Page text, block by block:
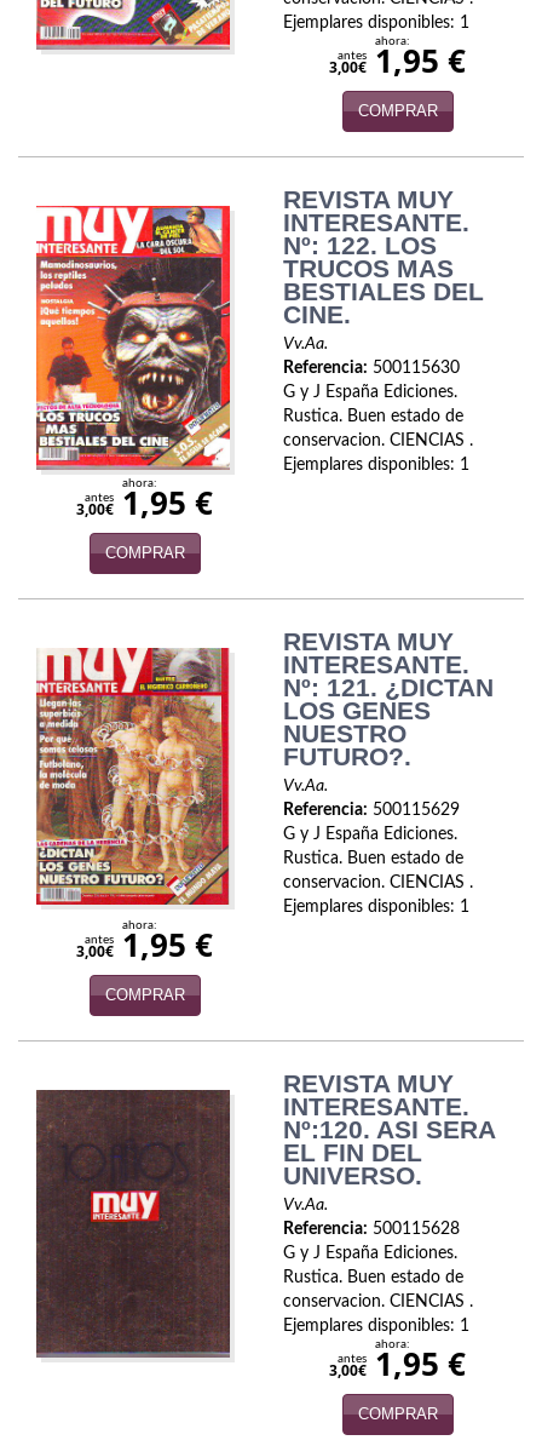
Cómic
Discos deVinilo. LP
Divulgación científica
DVD
Economía
Enciclopedias
Ensayo literario
Física y química
Guerra Civil Española
Historia
historia
Infantil y juvenil
Infantil y juvenil. Nuevo!!
Infantil y juvenil. Nuevo!!!
Informática
Literatura fantástica
Literatura hispanoamericana
Local
Mafia y espionaje
Matemáticas
Medicina
Ejemplares disponibles: 1
antes
3,00€
ahora:
1,95 €
COMPRAR
REVISTA MUY
INTERESANTE.
Nº: 122. LOS
TRUCOS MAS
BESTIALES DEL
CINE.
Vv.Aa.
Referencia: 500115630
G y J España Ediciones.
Rustica. Buen estado de
conservacion. CIENCIAS .
Ejemplares disponibles: 1
antes
3,00€
ahora:
1,95 €
COMPRAR
REVISTA MUY
INTERESANTE.
Nº: 121. ¿DICTAN
LOS GENES
NUESTRO
FUTURO?.
Vv.Aa.
Referencia: 500115629
G y J España Ediciones.
Rustica. Buen estado de
conservacion. CIENCIAS .
Ejemplares disponibles: 1
antes
3,00€
ahora:
1,95 €
COMPRAR
REVISTA MUY
INTERESANTE.
Nº:120. ASI SERA
EL FIN DEL
UNIVERSO.
Vv.Aa.
Referencia: 500115628
G y J España Ediciones.
Rustica. Buen estado de
conservacion. CIENCIAS .
Ejemplares disponibles: 1
antes
3,00€
ahora:
1,95 €
COMPRAR